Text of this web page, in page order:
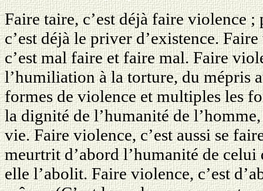
Faire taire, c’est déjà faire violence
c’est déjà le priver d’existence.
c’est mal faire et faire mal. Faire
l’humiliation à la torture, du mépris
formes de violence et multiples les
la dignité de l’humanité de
vie. Faire violence, c’est aussi se
meurtrit d’abord l’humanité de
elle l’abolit. Faire violence, c’est